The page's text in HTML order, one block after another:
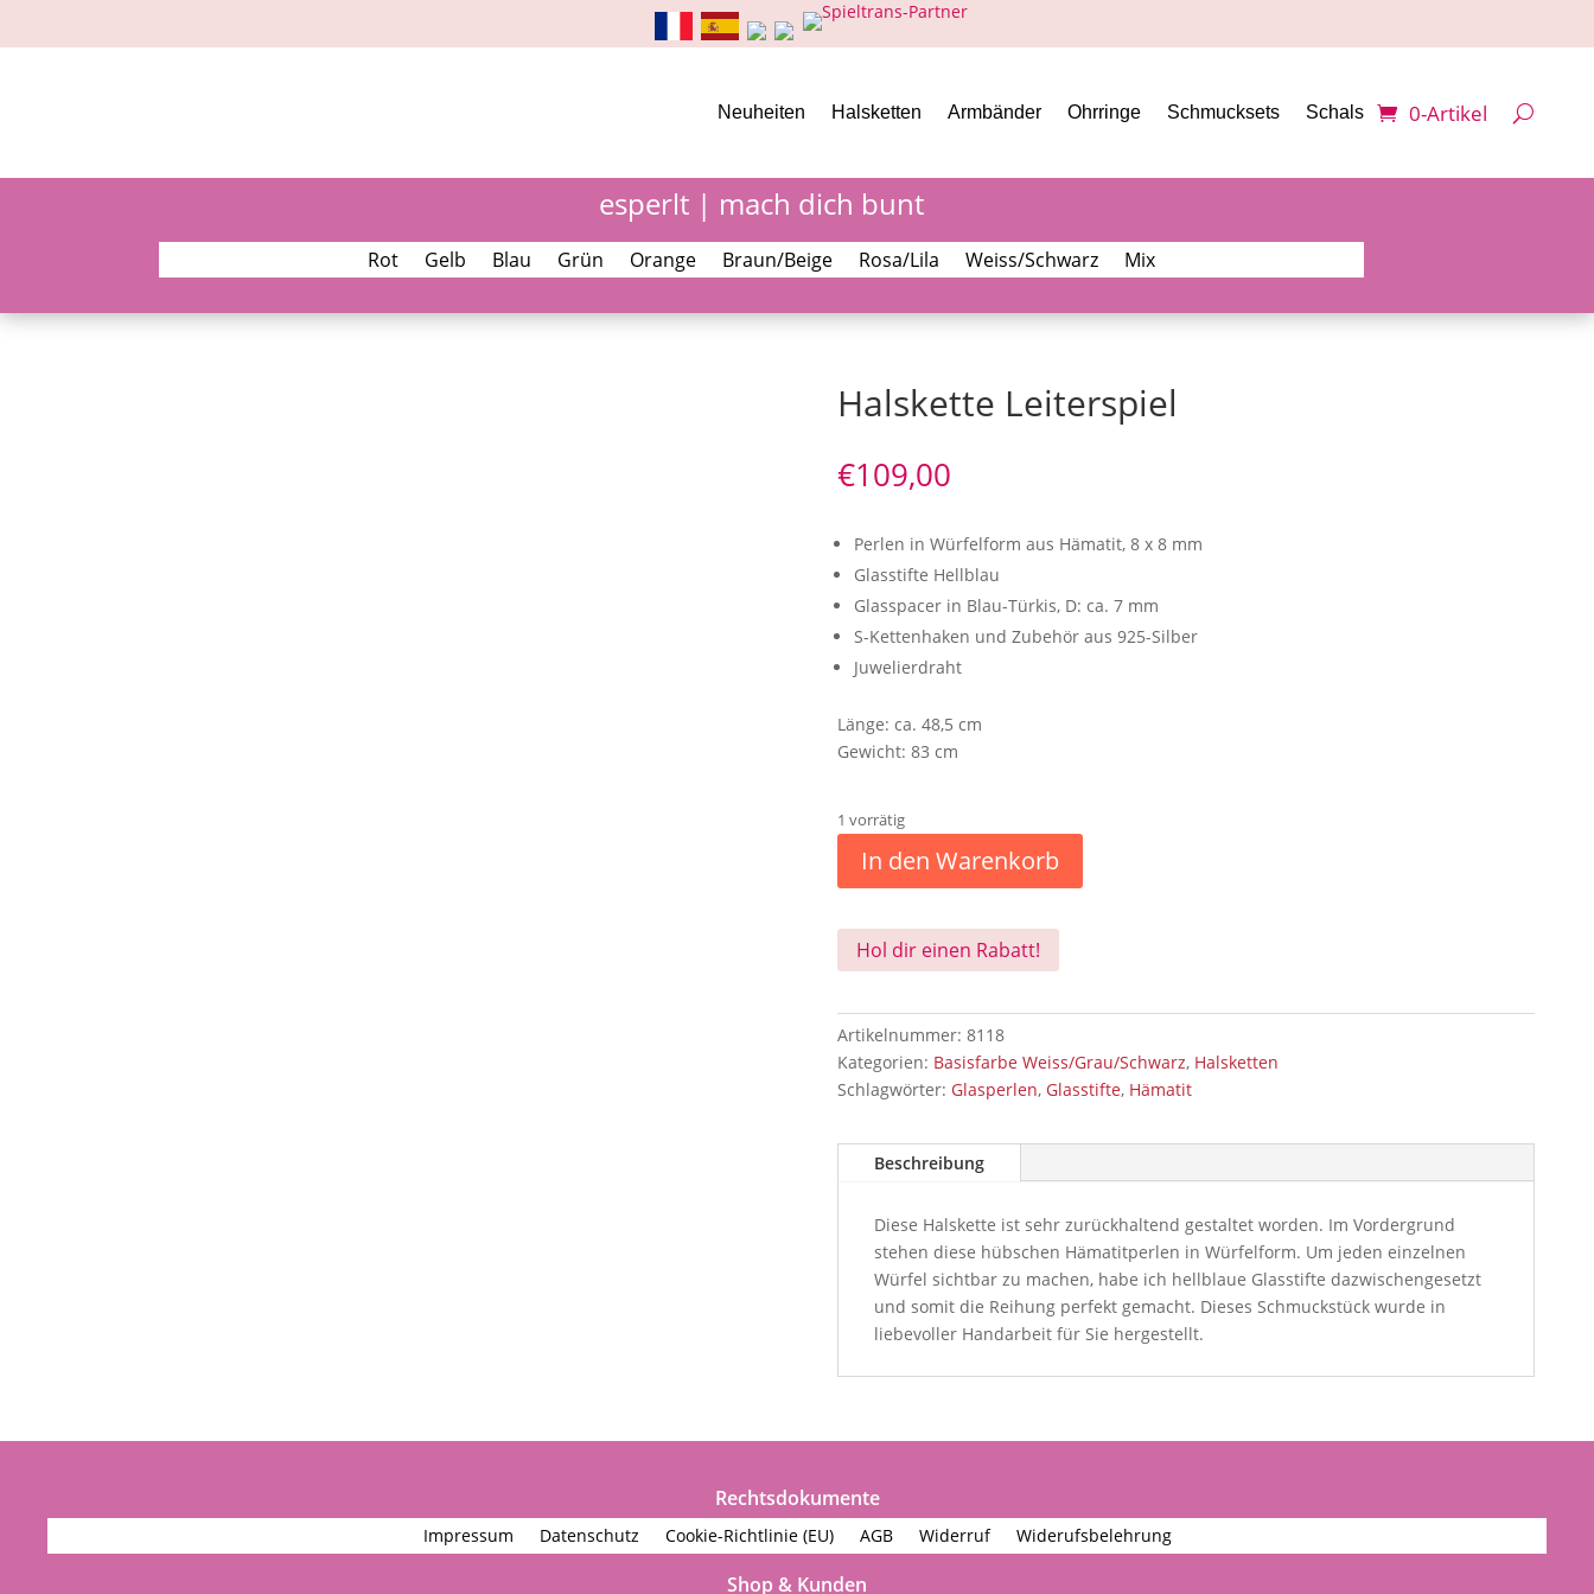
Neuheiten Halsketten Armbänder Ohrringe Schmucksets Schals 0-Artikel
esperlt | mach dich bunt
Rot Gelb Blau Grün Orange Braun/Beige Rosa/Lila Weiss/Schwarz Mix
Halskette Leiterspiel
€109,00
Perlen in Würfelform aus Hämatit, 8 x 8 mm
Glasstifte Hellblau
Glasspacer in Blau-Türkis, D: ca. 7 mm
S-Kettenhaken und Zubehör aus 925-Silber
Juwelierdraht
Länge: ca. 48,5 cm
Gewicht: 83 cm
1 vorrätig
In den Warenkorb
Hol dir einen Rabatt!
Artikelnummer:8118
Kategorien: Basisfarbe Weiss/Grau/Schwarz, Halsketten
Schlagwörter:Glasperlen,Glasstifte, Hämatit
Beschreibung
Diese Halskette ist sehr zurückhaltend gestaltet worden. Im Vordergrund
stehen diese hübschen Hämatitperlen in Würfelform. Um jeden einzelnen
Würfel sichtbar zu machen, habe ich hellblaue Glasstifte dazwischengesetzt
und somit die Reihung perfekt gemacht. Dieses Schmuckstück wurde in
liebevoller Handarbeit für Sie hergestellt.
Rechtsdokumente
Impressum Datenschutz Cookie-Richtlinie (EU) AGB Widerruf Widerufsbelehrung
Shop & Kunden